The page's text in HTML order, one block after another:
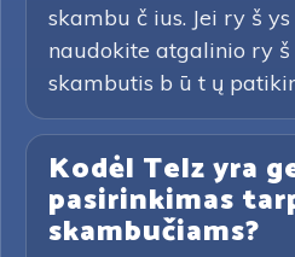
skambu č ius. Jei ry š
naudokite atgalinio ry
skambutis b ū t ų
Kodėl Telz yra
pasirinkimas
skambučiams?